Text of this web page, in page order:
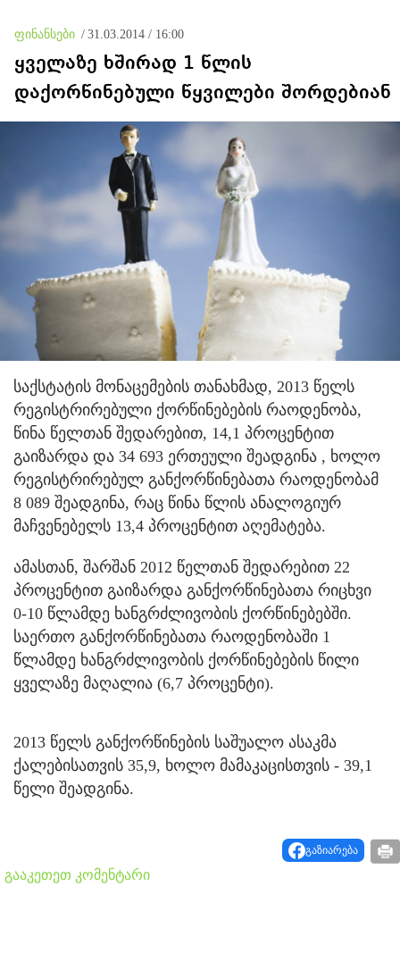
ფინანსები / 31.03.2014 / 16:00
ყველაზე ხშირად 1 წლის
დაქორწინებული წყვილები შორდებიან
საქსტატის მონაცემების თანახმად, 2013 წელს
რეგისტრირებული ქორწინებების რაოდენობა,
წინა წელთან შედარებით, 14,1 პროცენტით
გაიზარდა და 34 693 ერთეული შეადგინა , ხოლო
რეგისტრირებულ განქორწინებათა რაოდენობამ
8 089 შეადგინა, რაც წინა წლის ანალოგიურ
მაჩვენებელს 13,4 პროცენტით აღემატება.
ამასთან, შარშან 2012 წელთან შედარებით 22
პროცენტით გაიზარდა განქორწინებათა რიცხვი
0-10 წლამდე ხანგრძლივობის ქორწინებებში.
საერთო განქორწინებათა რაოდენობაში 1
წლამდე ხანგრძლივობის ქორწინებების წილი
ყველაზე მაღალია (6,7 პროცენტი).
2013 წელს განქორწინების საშუალო ასაკმა
ქალებისათვის 35,9, ხოლო მამაკაცისთვის - 39,1
წელი შეადგინა.
გაზიარება
გააკეთეთ კომენტარი